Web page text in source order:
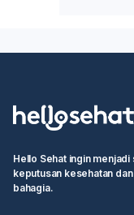
Hello Sehat ingin
keputusan kesehatan
bahagia.